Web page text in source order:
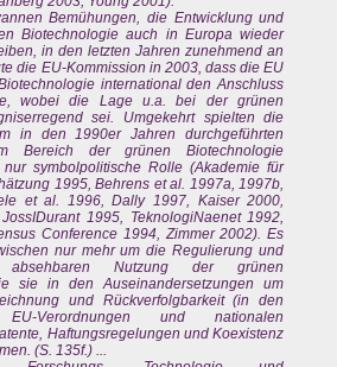
Bemühungen, die Entwicklung und
Biotechnologie auch in Europa wieder
in den letzten Jahren zunehmend an
die EU-Kommission in 2003, dass die EU
international den Anschluss
wobei die Lage u.a. bei der grünen
sei. Umgekehrt spielten die
in den 1990er Jahren durchgeführten
Bereich der grünen Biotechnologie
symbolpolitische Rolle (Akademie für
1995, Behrens et al. 1997a, 1997b,
et al. 1996, Dally 1997, Kaiser 2000,
1995, TeknologiNaenet 1992,
Conference 1994, Zimmer 2002). Es
nur mehr um die Regulierung und
Nutzung der grünen
sie in den Auseinandersetzungen um
und Rückverfolgbarkeit (in den
EU-Verordnungen und nationalen
Haftungsregelungen und Koexistenz
(S. 135f.) ...